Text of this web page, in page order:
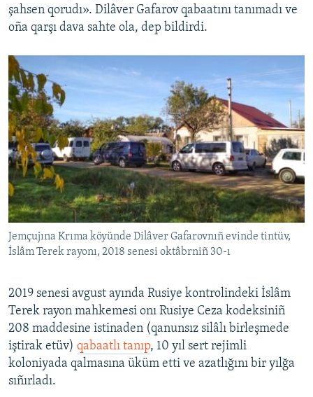
şahsen qorudı». Dilâver Gafarov qabaatını tanımadı ve
oña qarşı dava sahte ola, dep bildirdi.
Jemçujına Krıma köyünde Dilâver Gafarovnıñ evinde tintüv,
İslâm Terek rayonı, 2018 senesi oktâbrniñ 30-ı
2019 senesi avgust ayında Rusiye kontrolindeki İslâm
Terek rayon mahkemesi onı Rusiye Ceza kodeksiniñ
208 maddesine istinaden (qanunsız silâlı birleşmede
iştirak etüv) qabaatlı tanıp, 10 yıl sert rejimli
koloniyada qalmasına üküm etti ve azatlığını bir yılğa
sıñırladı.